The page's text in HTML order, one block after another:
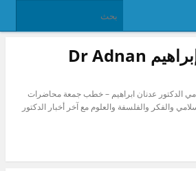
الدكتور عدنان إبراهيم Dr Adnan
الدكتور عدنان ابراهيم – خطب جمعة محاضرات
والفكر والفلسفة والعلوم مع آخر أخبار الدكتور